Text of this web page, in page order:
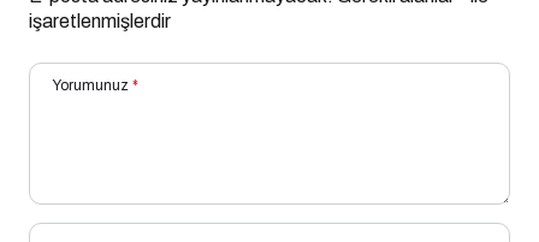
işaretlenmişlerdir
Yorumunuz *